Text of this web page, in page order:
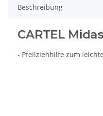
Beschreibung
CARTEL
- Pfeilziehhilfe zum